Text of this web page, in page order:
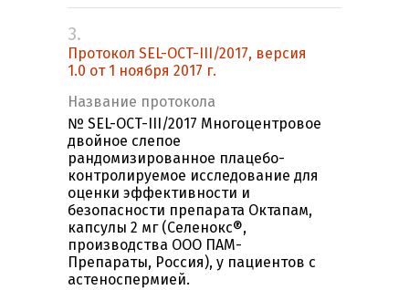
3.
Протокол SEL-OCT-III/2017, версия
1.0 от 1 ноября 2017 г.
Название протокола
№ SEL-OCT-III/2017 Многоцентровое
двойное слепое
рандомизированное плацебо-
контролируемое исследование для
оценки эффективности и
безопасности препарата Октапам,
капсулы 2 мг (Селенокс®,
производства ООО ПАМ-
Препараты, Россия), у пациентов с
астеноспермией.